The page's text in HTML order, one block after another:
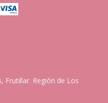
Frutillar. Región de Los